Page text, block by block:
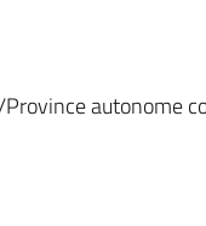
autonome